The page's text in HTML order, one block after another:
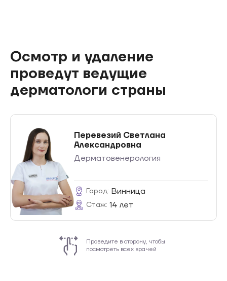
Осмотр и удаление
проведут ведущие
дерматологи страны
Дерматовенерология
Перевезий Светлана
Александровна
Город: Винница
Стаж: 14 лет
Проведите в сторону, чтобы
посмотреть всех врачей